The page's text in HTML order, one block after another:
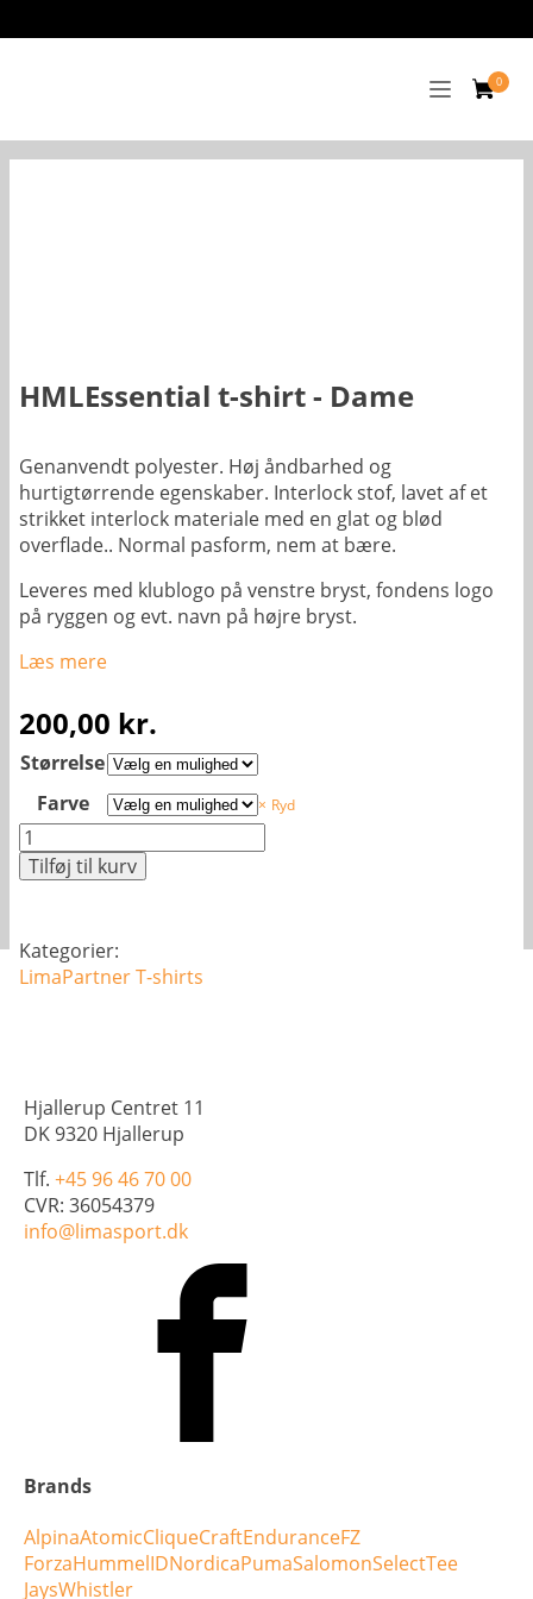
HMLEssential t-shirt - Dame
Genanvendt polyester. Høj åndbarhed og
hurtigtørrende egenskaber. Interlock stof, lavet af et
strikket interlock materiale med en glat og blød
overflade.. Normal pasform, nem at bære.
Leveres med klublogo på venstre bryst, fondens logo
på ryggen og evt. navn på højre bryst.
Læs mere
200,00 kr.
Størrelse
Farve
Ryd
HMLEssential
t-
shirt
Dame
antal
Tilføj til kurv
Kategorier:
LimaPartnerT-shirts
Hjallerup Centret 11
DK 9320 Hjallerup
Tlf. +45 96 46 70 00
CVR: 36054379
info@limasport.dk
Brands
AlpinaAtomicCliqueCraftEnduranceFZ
ForzaHummelIDNordicaPumaSalomonSelectTee
JaysWhistler